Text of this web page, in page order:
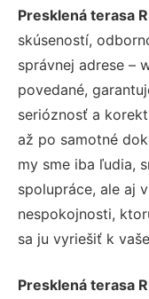
Presklená terasa
skúseností,
správnej adrese –
povedané,
serióznosť a
až po samotné
my sme iba ľudia,
spolupráce, ale aj
nespokojnosti,
sa ju vyriešiť k
Presklená terasa